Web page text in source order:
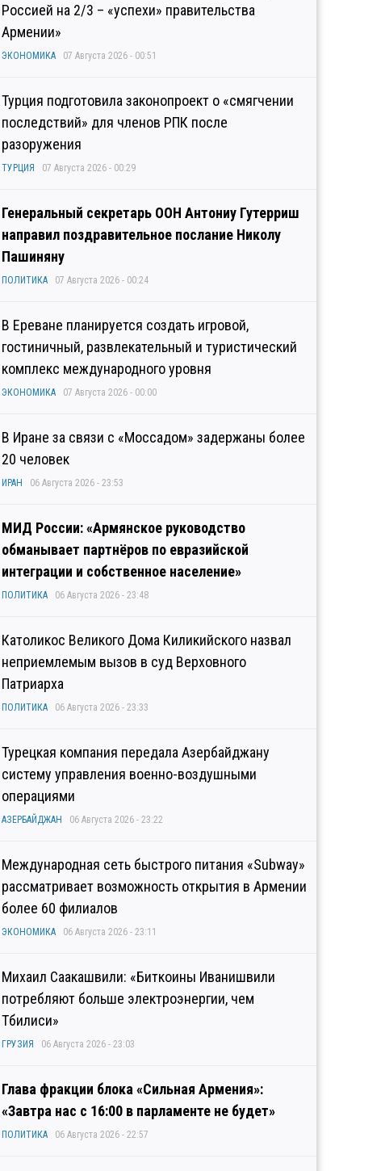
Россией на 2/3 – «успехи» правительства
Армении»
ЭКОНОМИКА 07 Августа 2026 - 00:51
Турция подготовила законопроект о «смягчении
последствий» для членов РПК после
разоружения
ТУРЦИЯ 07 Августа 2026 - 00:29
Генеральный секретарь ООН Антониу Гутерриш
направил поздравительное послание Николу
Пашиняну
ПОЛИТИКА 07 Августа 2026 - 00:24
В Ереване планируется создать игровой,
гостиничный, развлекательный и туристический
комплекс международного уровня
ЭКОНОМИКА 07 Августа 2026 - 00:00
В Иране за связи с «Моссадом» задержаны более
20 человек
ИРАН 06 Августа 2026 - 23:53
МИД России: «Армянское руководство
обманывает партнёров по евразийской
интеграции и собственное население»
ПОЛИТИКА 06 Августа 2026 - 23:48
Католикос Великого Дома Киликийского назвал
неприемлемым вызов в суд Верховного
Патриарха
ПОЛИТИКА 06 Августа 2026 - 23:33
Турецкая компания передала Азербайджану
систему управления военно-воздушными
операциями
АЗЕРБАЙДЖАН 06 Августа 2026 - 23:22
Международная сеть быстрого питания «Subway»
рассматривает возможность открытия в Армении
более 60 филиалов
ЭКОНОМИКА 06 Августа 2026 - 23:11
Михаил Саакашвили: «Биткоины Иванишвили
потребляют больше электроэнергии, чем
Тбилиси»
ГРУЗИЯ 06 Августа 2026 - 23:03
Глава фракции блока «Сильная Армения»:
«Завтра нас с 16:00 в парламенте не будет»
ПОЛИТИКА 06 Августа 2026 - 22:57